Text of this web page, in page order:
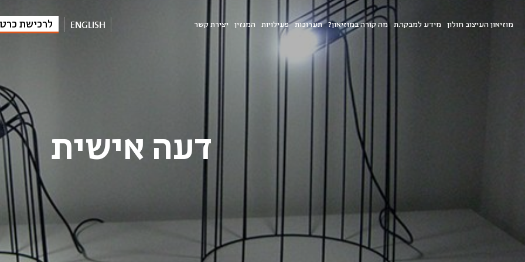
מוזיאון העיצוב חולון מידע למבקר.ת מה קורה במוזיאון? תערוכות פעילויות המגזין יצירת קשר ENGLISH לרכישת
דעה אישית